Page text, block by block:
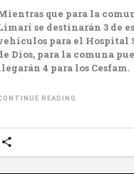
que para la
se destinarán 3 de
para el Hospital
Dios, para la comuna
4 para los Cesfam.
READING